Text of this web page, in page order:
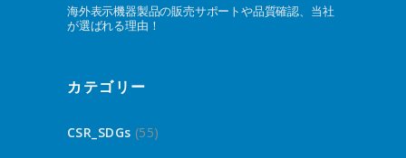
海外表示機器製品の販売サポートや品質確認、当社
が選ばれる理由！
カテゴリー
CSR_SDGs (55)